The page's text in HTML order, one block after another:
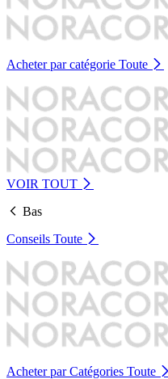
Acheter par catégorie Toute
VOIR TOUT
Bas
Conseils Toute
Acheter par Catégories Toute